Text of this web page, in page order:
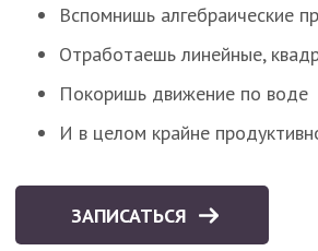
Вспомнишь алгебраические
Отработаешь линейные,
Покоришь движение по воде
И в целом крайне
ЗАПИСАТЬСЯ